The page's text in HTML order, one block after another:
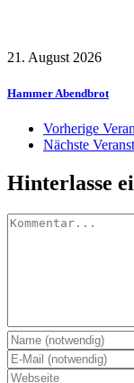
21. August 2026
Hammer Abendbrot
Vorherige
Nächste
Hinterlasse
Kommentar